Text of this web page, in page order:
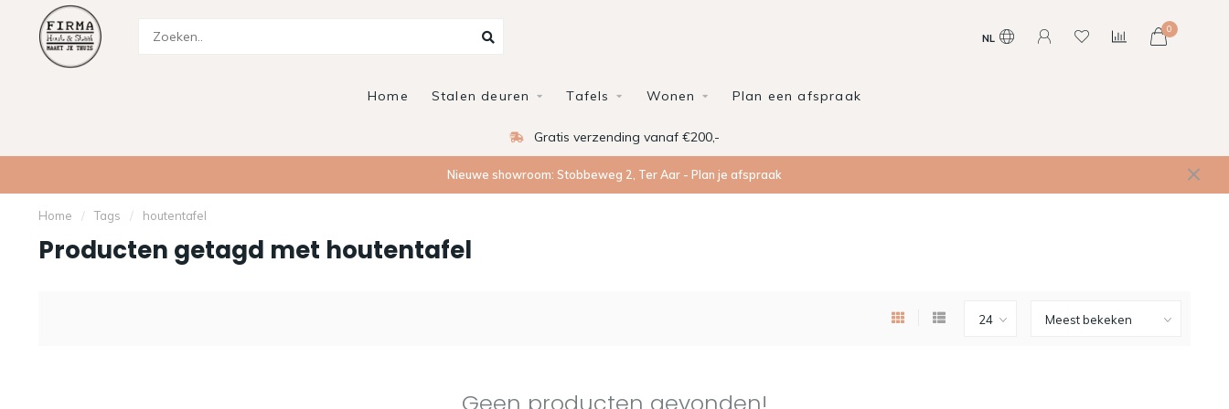
NL
0
Home Stalen deuren Tafels Wonen Plan een afspraak
Gratis verzending vanaf €200,-
Nieuwe showroom: Stobbeweg 2, Ter Aar - Plan je afspraak
Home / Tags / houtentafel
Producten getagd met houtentafel